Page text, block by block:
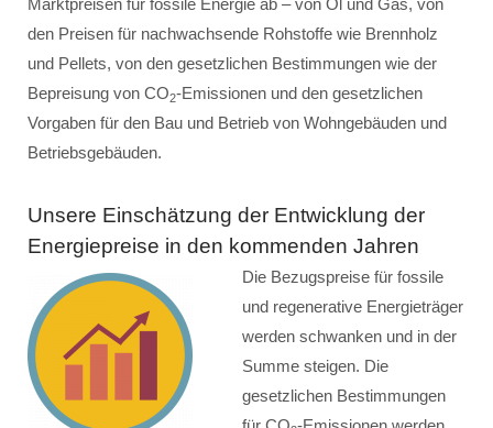
Marktpreisen für fossile Energie ab – von Öl und Gas, von
den Preisen für nachwachsende Rohstoffe wie Brennholz
und Pellets, von den gesetzlichen Bestimmungen wie der
Bepreisung von CO2-Emissionen und den gesetzlichen
Vorgaben für den Bau und Betrieb von Wohngebäuden und
Betriebsgebäuden.
Unsere Einschätzung der Entwicklung der
Energiepreise in den kommenden Jahren
Die Bezugspreise für fossile
und regenerative Energieträger
werden schwanken und in der
Summe steigen. Die
gesetzlichen Bestimmungen